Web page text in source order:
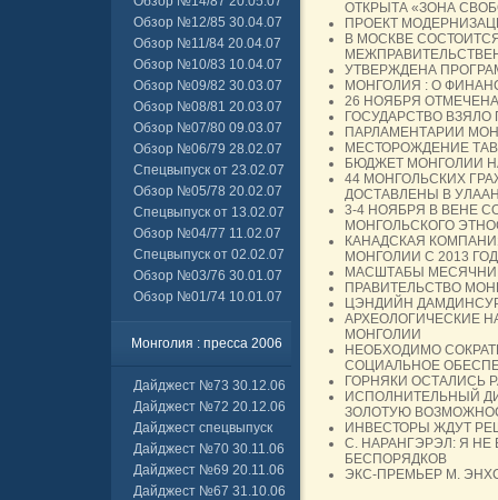
Обзор №12/85 30.04.07
Обзор №11/84 20.04.07
Обзор №10/83 10.04.07
Обзор №09/82 30.03.07
Обзор №08/81 20.03.07
Обзор №07/80 09.03.07
Обзор №06/79 28.02.07
Спецвыпуск от 23.02.07
Обзор №05/78 20.02.07
Спецвыпуск от 13.02.07
Обзор №04/77 11.02.07
Спецвыпуск от 02.02.07
Обзор №03/76 30.01.07
Обзор №01/74 10.01.07
Монголия : пресса 2006
Дайджест №73 30.12.06
Дайджест №72 20.12.06
Дайджест спецвыпуск
Дайджест №70 30.11.06
Дайджест №69 20.11.06
Дайджест №67 31.10.06
ОТКРЫТА «ЗОНА
ПРОЕКТ
В МОСКВЕ
УТВЕРЖДЕНА
МОНГОЛИЯ : О
26 НОЯБРЯ
ГОСУДАРСТВО ВЗЯЛО
ПАРЛАМЕНТАРИИ
МЕСТОРОЖДЕНИЕ
БЮДЖЕТ МОНГОЛИИ
44 МОНГОЛЬСКИХ
ДОСТАВЛЕНЫ В
3-4 НОЯБРЯ В ВЕНЕ
МОНГОЛЬСКОГО
КАНАДСКАЯ
МОНГОЛИИ С 2013
МАСШТАБЫ
ПРАВИТЕЛЬСТВО
ЦЭНДИЙН
АРХЕОЛОГИЧЕСКИЕ
МОНГОЛИИ
НЕОБХОДИМО
СОЦИАЛЬНОЕ
ГОРНЯКИ ОСТАЛИСЬ
ИСПОЛНИТЕЛЬНЫЙ
ЗОЛОТУЮ
ИНВЕСТОРЫ ЖДУТ
С. НАРАНГЭРЭЛ: Я
БЕСПОРЯДКОВ
ЭКС-ПРЕМЬЕР М.